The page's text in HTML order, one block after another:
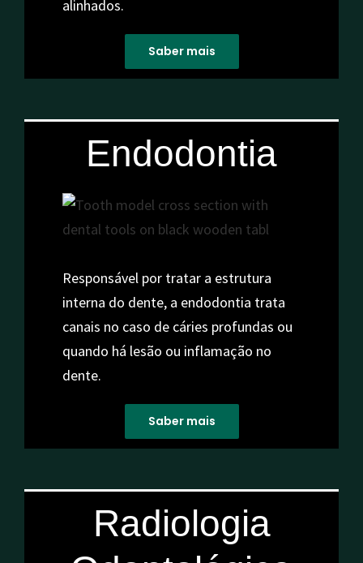
alinhados.
Saber mais
Endodontia
Responsável por tratar a estrutura
interna do dente, a endodontia trata
canais no caso de cáries profundas ou
quando há lesão ou inflamação no
dente.
Saber mais
Radiologia